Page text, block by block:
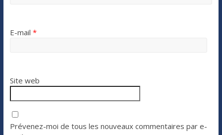
E-mail *
Site web
Prévenez-moi de tous les nouveaux commentaires par e-